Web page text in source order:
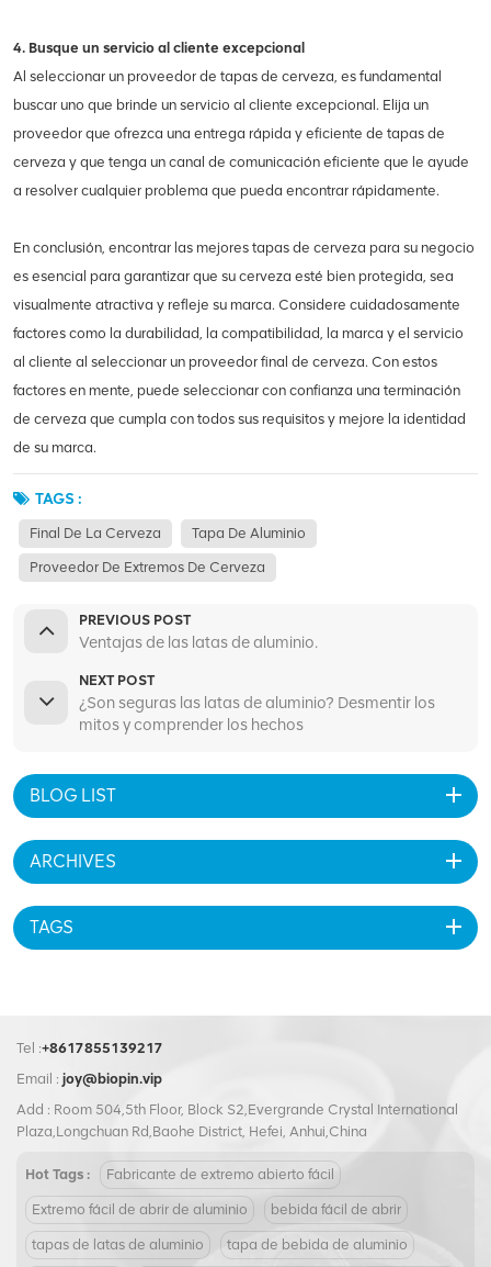
4. Busque un servicio al cliente excepcional
Al seleccionar un proveedor de tapas de cerveza, es fundamental
buscar uno que brinde un servicio al cliente excepcional. Elija un
proveedor que ofrezca una entrega rápida y eficiente de tapas de
cerveza y que tenga un canal de comunicación eficiente que le ayude
a resolver cualquier problema que pueda encontrar rápidamente.
En conclusión, encontrar las mejores tapas de cerveza para su negocio
es esencial para garantizar que su cerveza esté bien protegida, sea
visualmente atractiva y refleje su marca. Considere cuidadosamente
factores como la durabilidad, la compatibilidad, la marca y el servicio
al cliente al seleccionar un proveedor final de cerveza. Con estos
factores en mente, puede seleccionar con confianza una terminación
de cerveza que cumpla con todos sus requisitos y mejore la identidad
de su marca.
TAGS :
Final De La Cerveza Tapa De Aluminio
Proveedor De Extremos De Cerveza
PREVIOUS POST
Ventajas de las latas de aluminio.
NEXT POST
¿Son seguras las latas de aluminio? Desmentir los
mitos y comprender los hechos
BLOG LIST
ARCHIVES
TAGS
Tel :+8617855139217
Email : joy@biopin.vip
Add : Room 504,5th Floor, Block S2,Evergrande Crystal International
Plaza,Longchuan Rd,Baohe District, Hefei, Anhui,China
Hot Tags : Fabricante de extremo abierto fácil
Extremo fácil de abrir de aluminio bebida fácil de abrir
tapas de latas de aluminio tapa de bebida de aluminio